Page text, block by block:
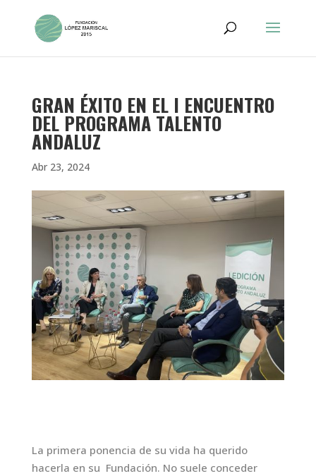
GRAN ÉXITO EN EL I ENCUENTRO
DEL PROGRAMA TALENTO
ANDALUZ
Abr 23, 2024
La primera ponencia de su vida ha querido
hacerla en su Fundación. No suele conceder